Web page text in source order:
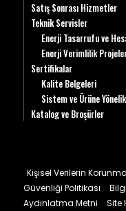
Satış Sonrası Hizmetler
Teknik Servisler
Enerji Tasarrufu ve
Enerji Verimlilik
Sertifikalar
Kalite Belgeleri
Sistem ve Ürüne
Katalog ve Broşürler
Kişisel Verilerin
Güvenliği Politikası
Aydınlatma Metni
Site